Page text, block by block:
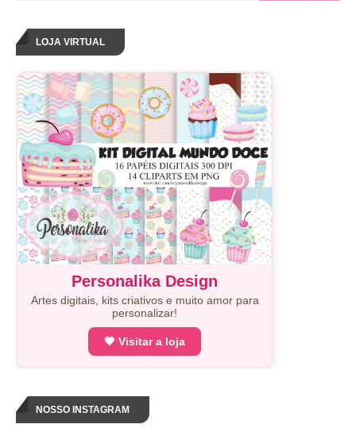
LOJA VIRTUAL
Personalika Design
Artes digitais, kits criativos e muito amor para
personalizar!
💗 Visitar a loja
NOSSO INSTAGRAM